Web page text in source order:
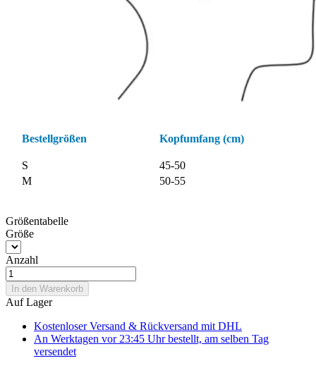
Bestellgrößen Kopfumfang (cm)
S
45-50
M
50-55
Größentabelle
Größe
Anzahl
In den Warenkorb
Auf Lager
Kostenloser Versand & Rückversand mit DHL
An Werktagen vor 23:45 Uhr bestellt, am selben Tag
versendet